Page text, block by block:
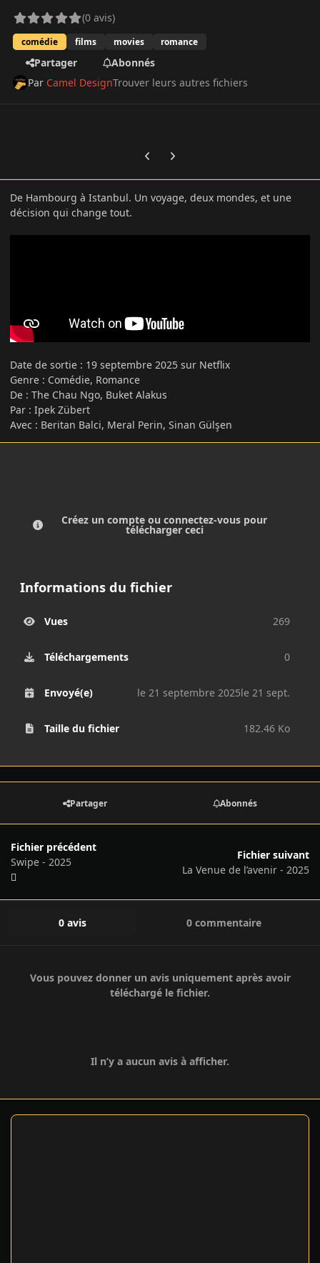
(0 avis)
comédie films movies romance
Partager
Abonnés
Par Camel DesignTrouver leurs autres fichiers
Previous carousel slide
Next carousel slide
De Hambourg à Istanbul. Un voyage, deux mondes, et une
décision qui change tout.
Date de sortie : 19 septembre 2025 sur Netflix
Genre : Comédie, Romance
De : The Chau Ngo, Buket Alakus
Par : Ipek Zübert
Avec : Beritan Balci, Meral Perin, Sinan Gülşen
Créez un compte ou connectez-vous pour
télécharger ceci
Informations du fichier
Vues 269
Téléchargements 0
Envoyé(e) le 21 septembre 2025le 21 sept.
Taille du fichier 182.46 Ko
Partager Abonnés
Fichier précédent
Swipe - 2025
Fichier suivant
La Venue de l’avenir - 2025
0 avis 0 commentaire
Vous pouvez donner un avis uniquement après avoir
téléchargé le fichier.
Il n’y a aucun avis à afficher.